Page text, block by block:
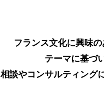
フランス文化に興味の
テーマに基づ
相談やコンサルティング